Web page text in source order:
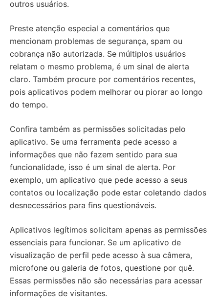
outros usuários.
Preste atenção especial a comentários que
mencionam problemas de segurança, spam ou
cobrança não autorizada. Se múltiplos usuários
relatam o mesmo problema, é um sinal de alerta
claro. Também procure por comentários recentes,
pois aplicativos podem melhorar ou piorar ao longo
do tempo.
Confira também as permissões solicitadas pelo
aplicativo. Se uma ferramenta pede acesso a
informações que não fazem sentido para sua
funcionalidade, isso é um sinal de alerta. Por
exemplo, um aplicativo que pede acesso a seus
contatos ou localização pode estar coletando dados
desnecessários para fins questionáveis.
Aplicativos legítimos solicitam apenas as permissões
essenciais para funcionar. Se um aplicativo de
visualização de perfil pede acesso à sua câmera,
microfone ou galeria de fotos, questione por quê.
Essas permissões não são necessárias para acessar
informações de visitantes.